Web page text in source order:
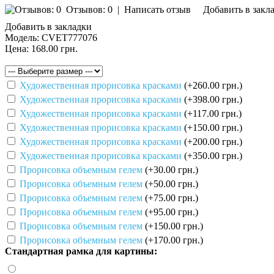
Отзывов: 0 | Написать отзыв
Добавить в
Добавить в закладки
Модель: CVET777076
Цена: 168.00 грн.
Художественная прорисовка красками (+260.00 грн.)
Художественная прорисовка красками (+398.00 грн.)
Художественная прорисовка красками (+117.00 грн.)
Художественная прорисовка красками (+150.00 грн.)
Художественная прорисовка красками (+200.00 грн.)
Художественная прорисовка красками (+350.00 грн.)
Прорисовка объемным гелем (+30.00 грн.)
Прорисовка объемным гелем (+50.00 грн.)
Прорисовка объемным гелем (+75.00 грн.)
Прорисовка объемным гелем (+95.00 грн.)
Прорисовка объемным гелем (+150.00 грн.)
Прорисовка объемным гелем (+170.00 грн.)
Стандартная рамка для картины: